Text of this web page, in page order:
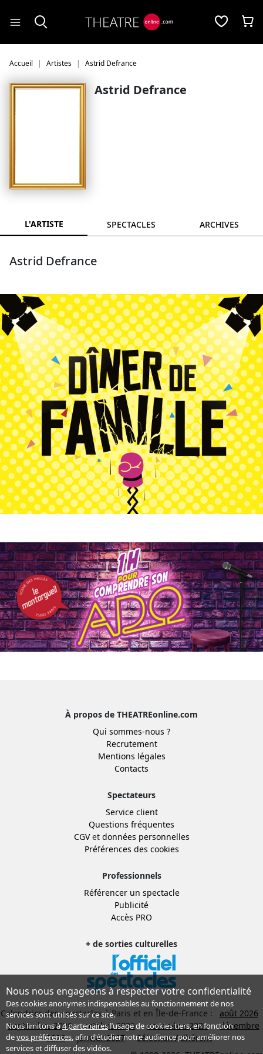
Accueil Artistes Astrid Defrance
Astrid Defrance
L'ARTISTE SPECTACLES ARCHIVES
Astrid Defrance
À propos de THEATREonline.com
Qui sommes-nous ?
Recrutement
Mentions légales
Contacts
Spectateurs
Service client
Questions fréquentes
CGVet données personnelles
Préférences des cookies
Professionnels
Référencer un spectacle
Publicité
Accès PRO
+ de sorties culturelles
Calendrier des spectacles à Paris et en Île-de-France :
août 2026
septembre 2026
octobre 2026 novembre 2026
décembre
2026
janvier 2027
Sélection Adhérent
Nous nous engageons à respecter votre confidentialité
Des cookies anonymes indispensables au fonctionnement de nos
services sont utilisés sur ce site.
Nous limitons à4 partenairesl’usage de cookies tiers, en fonction
devos préférences, afin d'étudier notre audience pour améliorer nos
services et diffuser des vidéos.